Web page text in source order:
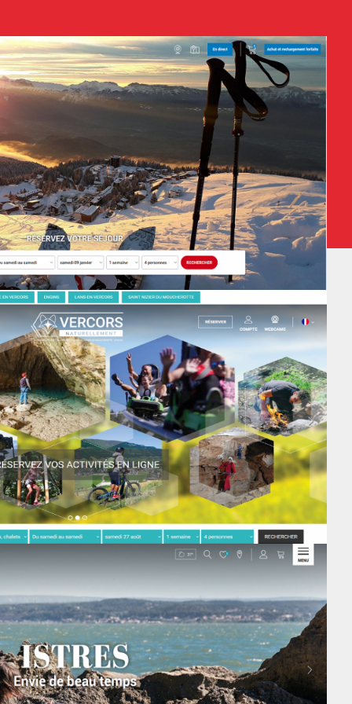
Nom de destination sur la liste
WEB RESA GRC
Nom de destination sur la liste
WEB RESA GRC